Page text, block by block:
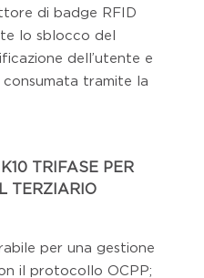
di badge RFID
lo sblocco del
dell’utente e
consumata tramite la
TRIFASE PER
TERZIARIO
per una gestione
il protocollo OCPP;